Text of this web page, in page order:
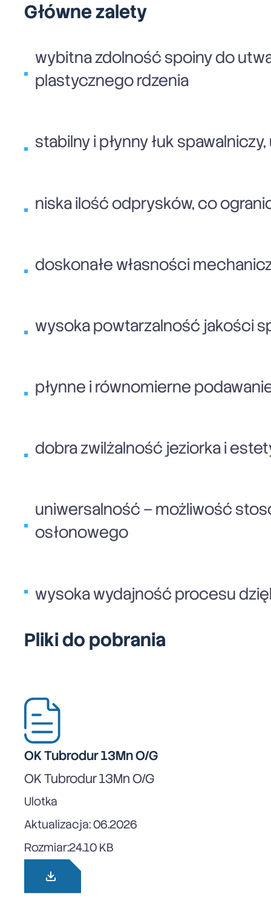
Główne zalety
wybitna zdolność spoiny do
plastycznego rdzenia
stabilny i płynny łuk
niska ilość odprysków, co
doskonałe własności
wysoka powtarzalność jakości
płynne i równomierne
dobra zwilżalność jeziorka i
uniwersalność – możliwość
osłonowego
wysoka wydajność procesu
Pliki do pobrania
OK Tubrodur 13Mn O/G
OK Tubrodur 13Mn O/G
Ulotka
Aktualizacja: 06.2026
Rozmiar:24.10 KB